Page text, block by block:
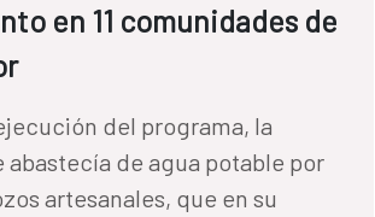
en 11 comunidades de
del programa, la
abastecía de agua potable por
artesanales, que en su